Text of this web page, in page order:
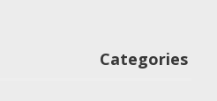
Categories